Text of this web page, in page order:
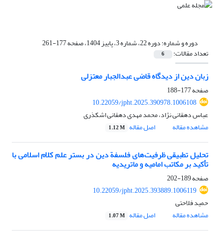
دوره و شماره:دوره 22، شماره 3، پاییز 1404، صفحه 177-261
تعداد مقالات: 6
زبان دین از دیدگاه قاضی عبدالجبار معتزلی
صفحه177-188
10.22059/jpht.2025.390978.1006108
عباس دهقانی نژاد، محمد مهدی دهقانی اشکذری
مشاهده مقاله
اصل مقاله 1.12 M
تحلیل تطبیقی ظرفیت‌های فلسفة دین در بستر علم کلام اسلامی با
تأکید بر مکاتب امامیه و ماتریدیه
صفحه189-202
10.22059/jpht.2025.393889.1006119
حمید فلاحتی
مشاهده مقاله
اصل مقاله 1.07 M